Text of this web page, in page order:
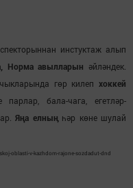
инстуктаж алып
Норма авылларын әйләндек.
гөр килеп хоккей
бала-чага, егетләр-
Яңа елныӊһәр көне шулай
oblasti-v-kazhdom-rajone-sozdadut-dnd